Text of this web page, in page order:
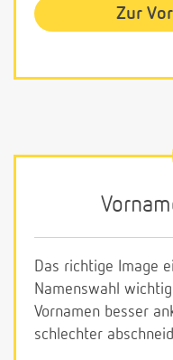
Zur
Das richtige Image
Namenswahl
Vornamen besser
schlechter